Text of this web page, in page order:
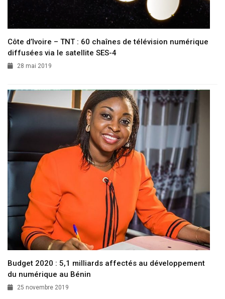
Côte d’Ivoire – TNT : 60 chaînes de télévision numérique
diffusées via le satellite SES-4
28 mai 2019
Budget 2020 : 5,1 milliards affectés au développement
du numérique au Bénin
25 novembre 2019